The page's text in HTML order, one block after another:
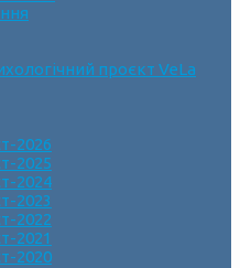
проєкт VeLa
2026
2025
2024
2023
2022
2021
2020